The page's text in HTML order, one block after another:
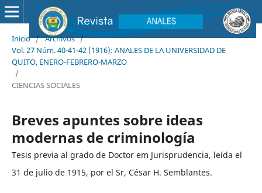
Inicio / Archivos /
Vol. 27 Núm. 40-41-42 (1916): ANALES DE LA UNIVERSIDAD DE
QUITO, ENERO-FEBRERO-MARZO
/
CIENCIAS SOCIALES
Breves apuntes sobre ideas
modernas de criminología
Tesis previa al grado de Doctor em Jurisprudencia, leída el
31 de julio de 1915, por el Sr, César H. Semblantes.